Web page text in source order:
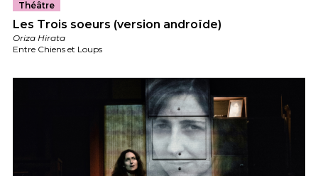
Théâtre
Les Trois soeurs (version androïde)
Oriza Hirata
Entre Chiens et Loups